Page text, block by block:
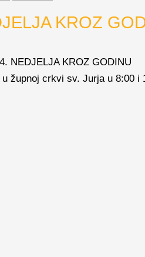
KROZ
NEDJELJA KROZ GODINU
župnoj crkvi sv. Jurja u 8:00 i